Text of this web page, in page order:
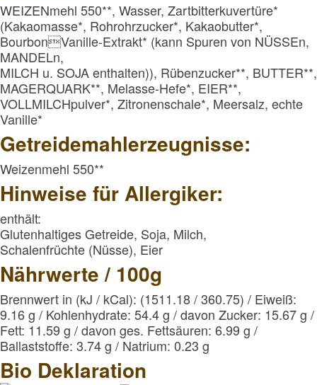
WEIZENmehl 550**, Wasser, Zartbitterkuvertüre*
(Kakaomasse*, Rohrohrzucker*, Kakaobutter*,
BourbonVanille-Extrakt* (kann Spuren von NÜSSEn,
MANDELn,
MILCH u. SOJA enthalten)), Rübenzucker**,
MAGERQUARK**, Melasse-Hefe*, EIER**,
VOLLMILCHpulver*, Zitronenschale*, Meersalz, echte
Vanille*
Getreidemahlerzeugnisse:
Weizenmehl 550**
Hinweise für Allergiker:
enthält:
Glutenhaltiges Getreide, Soja, Milch,
Schalenfrüchte (Nüsse), Eier
Nährwerte / 100g
Brennwert in (kJ / kCal): (1511.18 / 360.75) / Eiweiß:
9.16 g / Kohlenhydrate: 54.4 g / davon Zucker: 15.67 g /
Fett: 11.59 g / davon ges. Fettsäuren: 6.99 g /
Ballaststoffe: 3.74 g / Natrium: 0.23 g
Bio Deklaration